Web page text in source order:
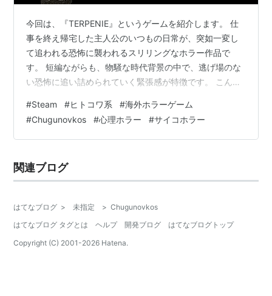
今回は、『TERPENIE』というゲームを紹介します。 仕
事を終え帰宅した主人公のいつもの日常が、突如一変し
て追われる恐怖に襲われるスリリングなホラー作品で
す。 短編ながらも、物騒な時代背景の中で、逃げ場のな
い恐怖に追い詰められていく緊張感が特徴です。 こんな
品が好きな人 ・特定の時代をテーマにした物語が好きな
人 あらすじ 舞台はソビエト連邦崩壊後の、荒涼とした雰
囲気漂うアパートの一室。 仕事を終えて帰宅した主人公
く平凡な家事をこなす日常から物語が始まります。 夜が
更けるにつれ、「誰かに監視…
#Steam #ヒトコワ系 #海外ホラーゲーム
#Chugunovkos #心理ホラー #サイコホラー
関連ブログ
はてなブログ > 未指定 > Chugunovkos
はてなブログ タグとは
ヘルプ 開発ブログ
はてなブログトップ
Copyright (C) 2001-2026 Hatena.